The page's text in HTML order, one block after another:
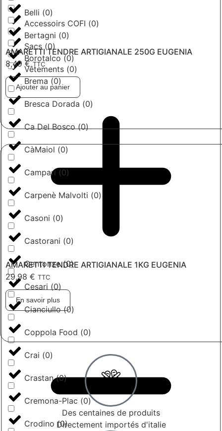
Accessoirs COFI (0)
Sacs (0)
Vêtements (0)
Belli (0)
Bertagni (0)
Borotalco(0)
Brema (0)
Bresca Dorada (0)
Ca Del Bosco(0)
CàMaiol (0)
Campari (0)
Carpenè Malvolti (0)
Casoni (0)
Castorani (0)
Centonze(0)
Cesari (0)
Cianciullo(0)
Coppola Food (0)
Crai (0)
Crastan(0)
Cremona-Plac (0)
Crodino (0)
AMARETTI TENDRE ARTIGIANALE 250G EUGENIA
8,49 € TTC
Ajouter au panier
AMARETTI TENDRE ARTIGIANALE 1KG EUGENIA
29,98 € TTC
En savoir plus
Des centaines de produits
Directement importés d'italie